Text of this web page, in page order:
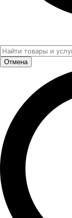
Отмена